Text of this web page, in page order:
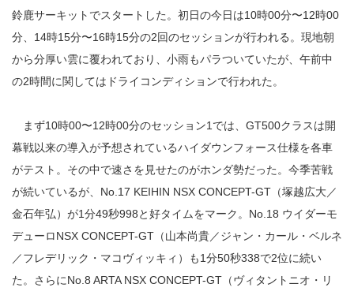
鈴鹿サーキットでスタートした。初日の今日は10時00分〜12時00
分、14時15分〜16時15分の2回のセッションが行われる。現地朝
から分厚い雲に覆われており、小雨もパラついていたが、午前中
の2時間に関してはドライコンディションで行われた。
まず10時00〜12時00分のセッション1では、GT500クラスは開
幕戦以来の導入が予想されているハイダウンフォース仕様を各車
がテスト。その中で速さを見せたのがホンダ勢だった。今季苦戦
が続いているが、No.17 KEIHIN NSX CONCEPT-GT（塚越広大／
金石年弘）が1分49秒998と好タイムをマーク。No.18 ウイダーモ
デューロNSX CONCEPT-GT（山本尚貴／ジャン・カール・ベルネ
／フレデリック・マコヴィッキィ）も1分50秒338で2位に続い
た。さらにNo.8 ARTA NSX CONCEPT-GT（ヴィタントニオ・リ